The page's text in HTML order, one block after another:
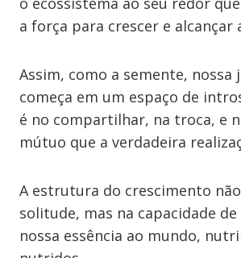
a força para crescer e alcançar
Assim, como a semente, nossa
começa em um espaço de
é no compartilhar, na troca, e
mútuo que a verdadeira
A estrutura do crescimento
solitude, mas na capacidade
nossa essência ao mundo,